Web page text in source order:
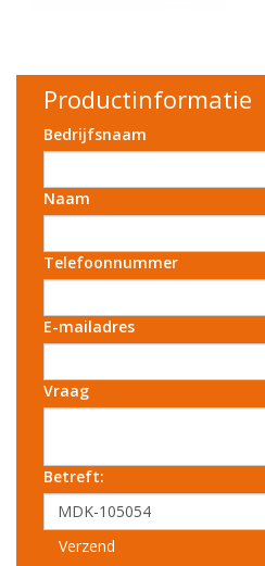
Productinformatie
Bedrijfsnaam
Naam
Telefoonnummer
E-mailadres
Vraag
Betreft:
Verzend